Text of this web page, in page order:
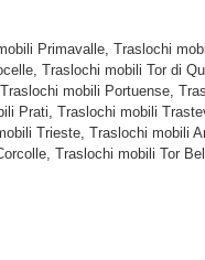
Primavalle, Traslochi
Traslochi mobili Tor di
mobili Portuense,
Prati, Traslochi mobili
Trieste, Traslochi mobili
Traslochi mobili Tor